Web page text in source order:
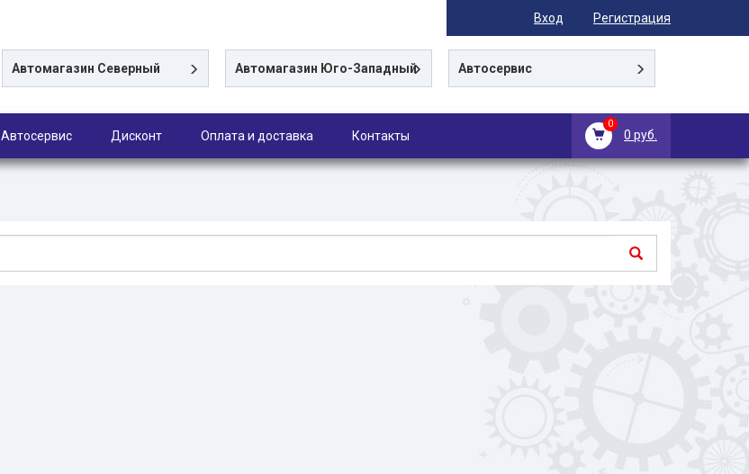
Вход Регистрация
Автомагазин Северный Автомагазин Юго-Западный Автосервис
0
0 руб.
Автосервис Дисконт Оплата и доставка Контакты